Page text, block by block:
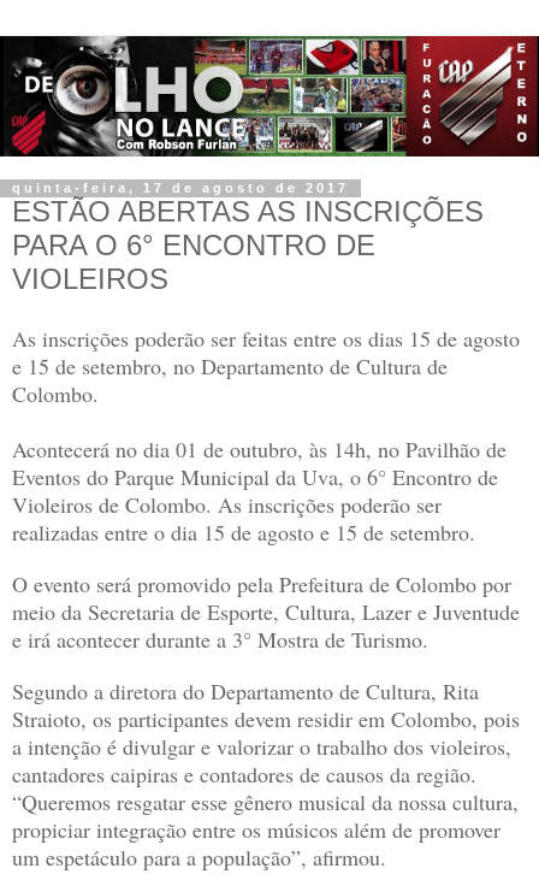
quinta-feira, 17 de agosto de 2017
ESTÃO ABERTAS AS INSCRIÇÕES
PARA O 6° ENCONTRO DE
VIOLEIROS
As inscrições poderão ser feitas entre os dias 15 de agosto
e 15 de setembro, no Departamento de Cultura de
Colombo.
Acontecerá no dia 01 de outubro, às 14h, no Pavilhão de
Eventos do Parque Municipal da Uva, o 6° Encontro de
Violeiros de Colombo. As inscrições poderão ser
realizadas entre o dia 15 de agosto e 15 de setembro.
O evento será promovido pela Prefeitura de Colombo por
meio da Secretaria de Esporte, Cultura, Lazer e Juventude
e irá acontecer durante a 3° Mostra de Turismo.
Segundo a diretora do Departamento de Cultura, Rita
Straioto, os participantes devem residir em Colombo, pois
a intenção é divulgar e valorizar o trabalho dos violeiros,
cantadores caipiras e contadores de causos da região.
“Queremos resgatar esse gênero musical da nossa cultura,
propiciar integração entre os músicos além de promover
um espetáculo para a população”, afirmou.